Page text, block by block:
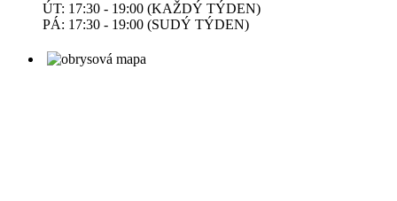
ÚT: 17:30 - 19:00 (KAŽDÝ TÝDEN)
PÁ: 17:30 - 19:00 (SUDÝ TÝDEN)